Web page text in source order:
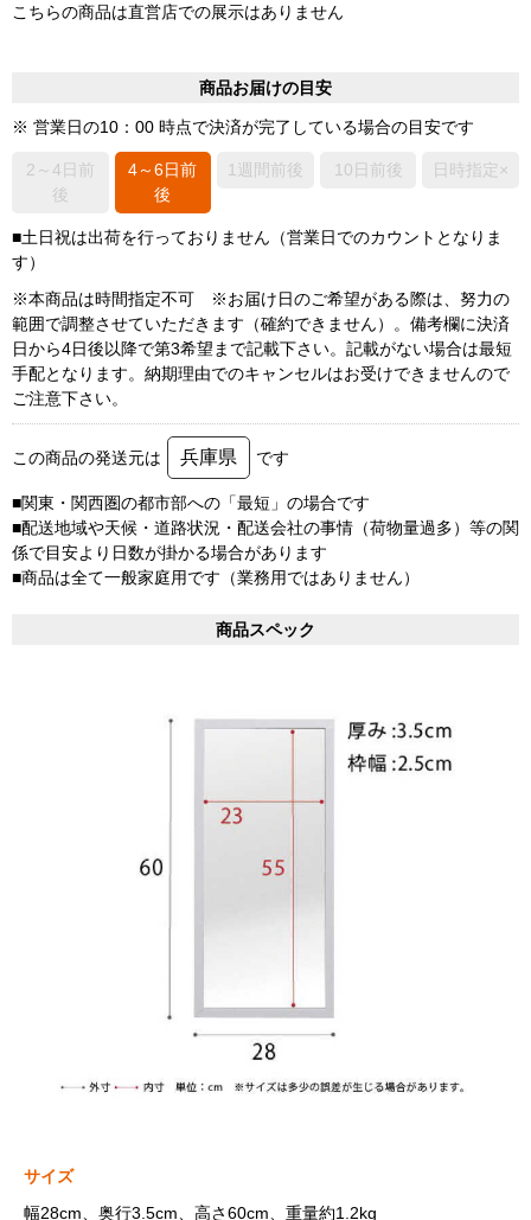
こちらの商品は直営店での展示はありません
商品お届けの目安
※ 営業日の10：00 時点で決済が完了している場合の目安です
2～4日前
後
4～6日前
後
1週間前後 10日前後 日時指定×
■土日祝は出荷を行っておりません（営業日でのカウントとなりま
す）
※本商品は時間指定不可 ※お届け日のご希望がある際は、努力の
範囲で調整させていただきます（確約できません）。備考欄に決済
日から4日後以降で第3希望まで記載下さい。記載がない場合は最短
手配となります。納期理由でのキャンセルはお受けできませんので
ご注意下さい。
この商品の発送元は 兵庫県 です
■関東・関西圏の都市部への「最短」の場合です
■配送地域や天候・道路状況・配送会社の事情（荷物量過多）等の関
係で目安より日数が掛かる場合があります
■商品は全て一般家庭用です（業務用ではありません）
商品スペック
サイズ
幅28cm、奥行3.5cm、高さ60cm、重量約1.2kg